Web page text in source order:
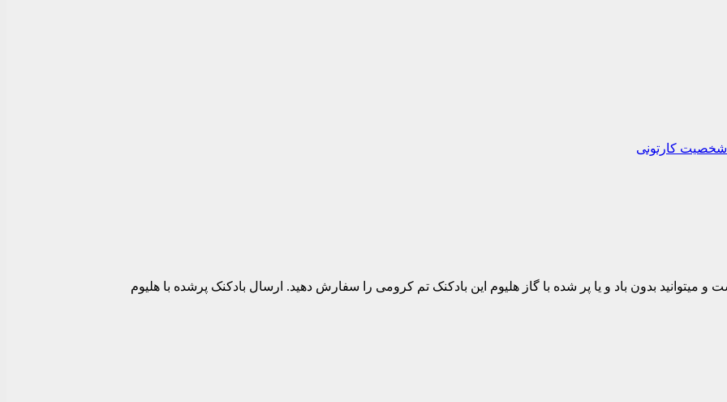
شخصیت کارتونی
عدد بادکنک کرومی سایز 44 در 50 سانتیمتر است و میتوانید بدون باد و یا پر شده با گاز هلیوم این بادکنک تم کرومی را سفارش دهید. ارسال بادکنک پرشده با هلیوم